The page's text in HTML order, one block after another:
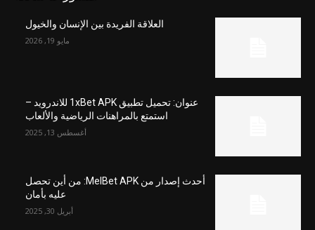
العلاقة الفريدة بين الإنسان والخيول
مايو 19, 2026
عنوان: تحميل تطبيق 1xBet APK للاندرويد –
استمتع بالمراهنات الرياضية والألعاب
أغسطس 13, 2025
أحدث إصدار من MelBet APK: من أين تحصل
عليه بأمان
أبريل 30, 2025